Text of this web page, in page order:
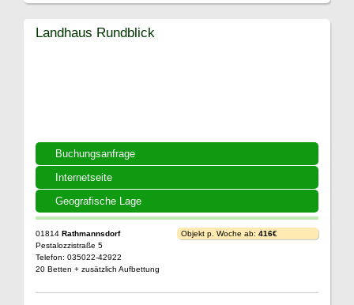
Buchungsanfrage
Internetseite
Geografische Lage
Landhaus Rundblick
01814 Rathmannsdorf
Pestalozzistraße 5
Telefon: 035022-42922
20 Betten + zusätzlich Aufbettung
Objekt p. Woche ab: 416€